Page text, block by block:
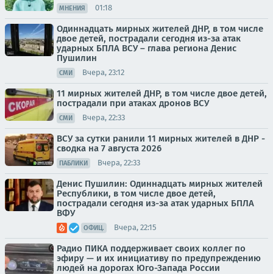
МНЕНИЯ 01:18
Одиннадцать мирных жителей ДНР, в том числе
двое детей, пострадали сегодня из-за атак
ударных БПЛА ВСУ – глава региона Денис
Пушилин
СМИ Вчера, 23:12
11 мирных жителей ДНР, в том числе двое детей,
пострадали при атаках дронов ВСУ
СМИ Вчера, 22:33
ВСУ за сутки ранили 11 мирных жителей в ДНР -
сводка на 7 августа 2026
ПАБЛИКИ Вчера, 22:33
Денис Пушилин: Одиннадцать мирных жителей
Республики, в том числе двое детей,
пострадали сегодня из-за атак ударных БПЛА
ВФУ
ОФИЦ. Вчера, 22:15
Радио ПИКА поддерживает своих коллег по
эфиру — и их инициативу по предупреждению
людей на дорогах Юго-Запада России